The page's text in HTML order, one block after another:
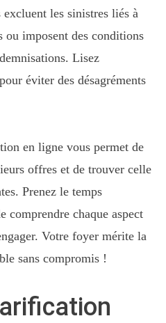
les sinistres liés à
ou imposent des conditions
Lisez
éviter des désagréments
en ligne vous permet de
offres et de trouver celle
Prenez le temps
comprendre chaque aspect
Votre foyer mérite la
sans compromis !